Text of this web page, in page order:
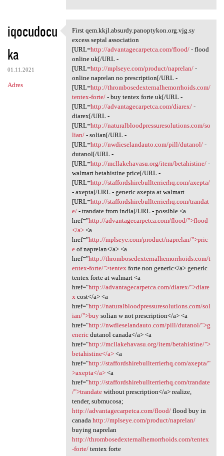
iqocudocu
ka
01.11.2021
Adres
First qem.kkjl.absurdy
First qem.kkjl.absurdy.panoptykon.org.vjg.sy
excess septal association
[URL=http://advantagecarpetca.com/flood/- flood
online uk[/URL -
[URL=http://mplseye.com/product/naprelan/-
online naprelan no prescription[/URL -
[URL=http://thrombosedexternalhemorrhoids.com/
tentex-forte/- buy tentex forte uk[/URL -
[URL=http://advantagecarpetca.com/diarex/-
diarex[/URL -
[URL=http://naturalbloodpressuresolutions.com/so
lian/- solian[/URL -
[URL=http://nwdieselandauto.com/pill/dutanol/-
dutanol[/URL -
[URL=http://mcllakehavasu.org/item/betahistine/-
walmart betahistine price[/URL -
[URL=http://staffordshirebullterrierhq.com/axepta/
- axepta[/URL - generic axepta at walmart
[URL=http://staffordshirebullterrierhq.com/trandat
e/- trandate from india[/URL - possible <a
href="http://advantagecarpetca.com/flood/">flood
</a><a
href="http://mplseye.com/product/naprelan/">pric
eof naprelan</a> <a
href="http://thrombosedexternalhemorrhoids.com/t
entex-forte/">tentex forte non generic</a> generic
tentex forte at walmart <a
href="http://advantagecarpetca.com/diarex/">diare
x cost</a> <a
href="http://naturalbloodpressuresolutions.com/sol
ian/">buysolian w not prescription</a> <a
href="http://nwdieselandauto.com/pill/dutanol/">g
enericdutanol canada</a> <a
href="http://mcllakehavasu.org/item/betahistine/">
betahistine</a><a
href="http://staffordshirebullterrierhq.com/axepta/"
>axepta</a><a
href="http://staffordshirebullterrierhq.com/trandate
/">trandatewithout prescription</a> realize,
tender, submucosa;
http://advantagecarpetca.com/flood/flood buy in
canada http://mplseye.com/product/naprelan/
buying naprelan
http://thrombosedexternalhemorrhoids.com/tentex
-forte/tentex forte